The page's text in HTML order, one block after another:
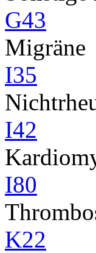
G43
Migräne
I35
I42
I80
K22